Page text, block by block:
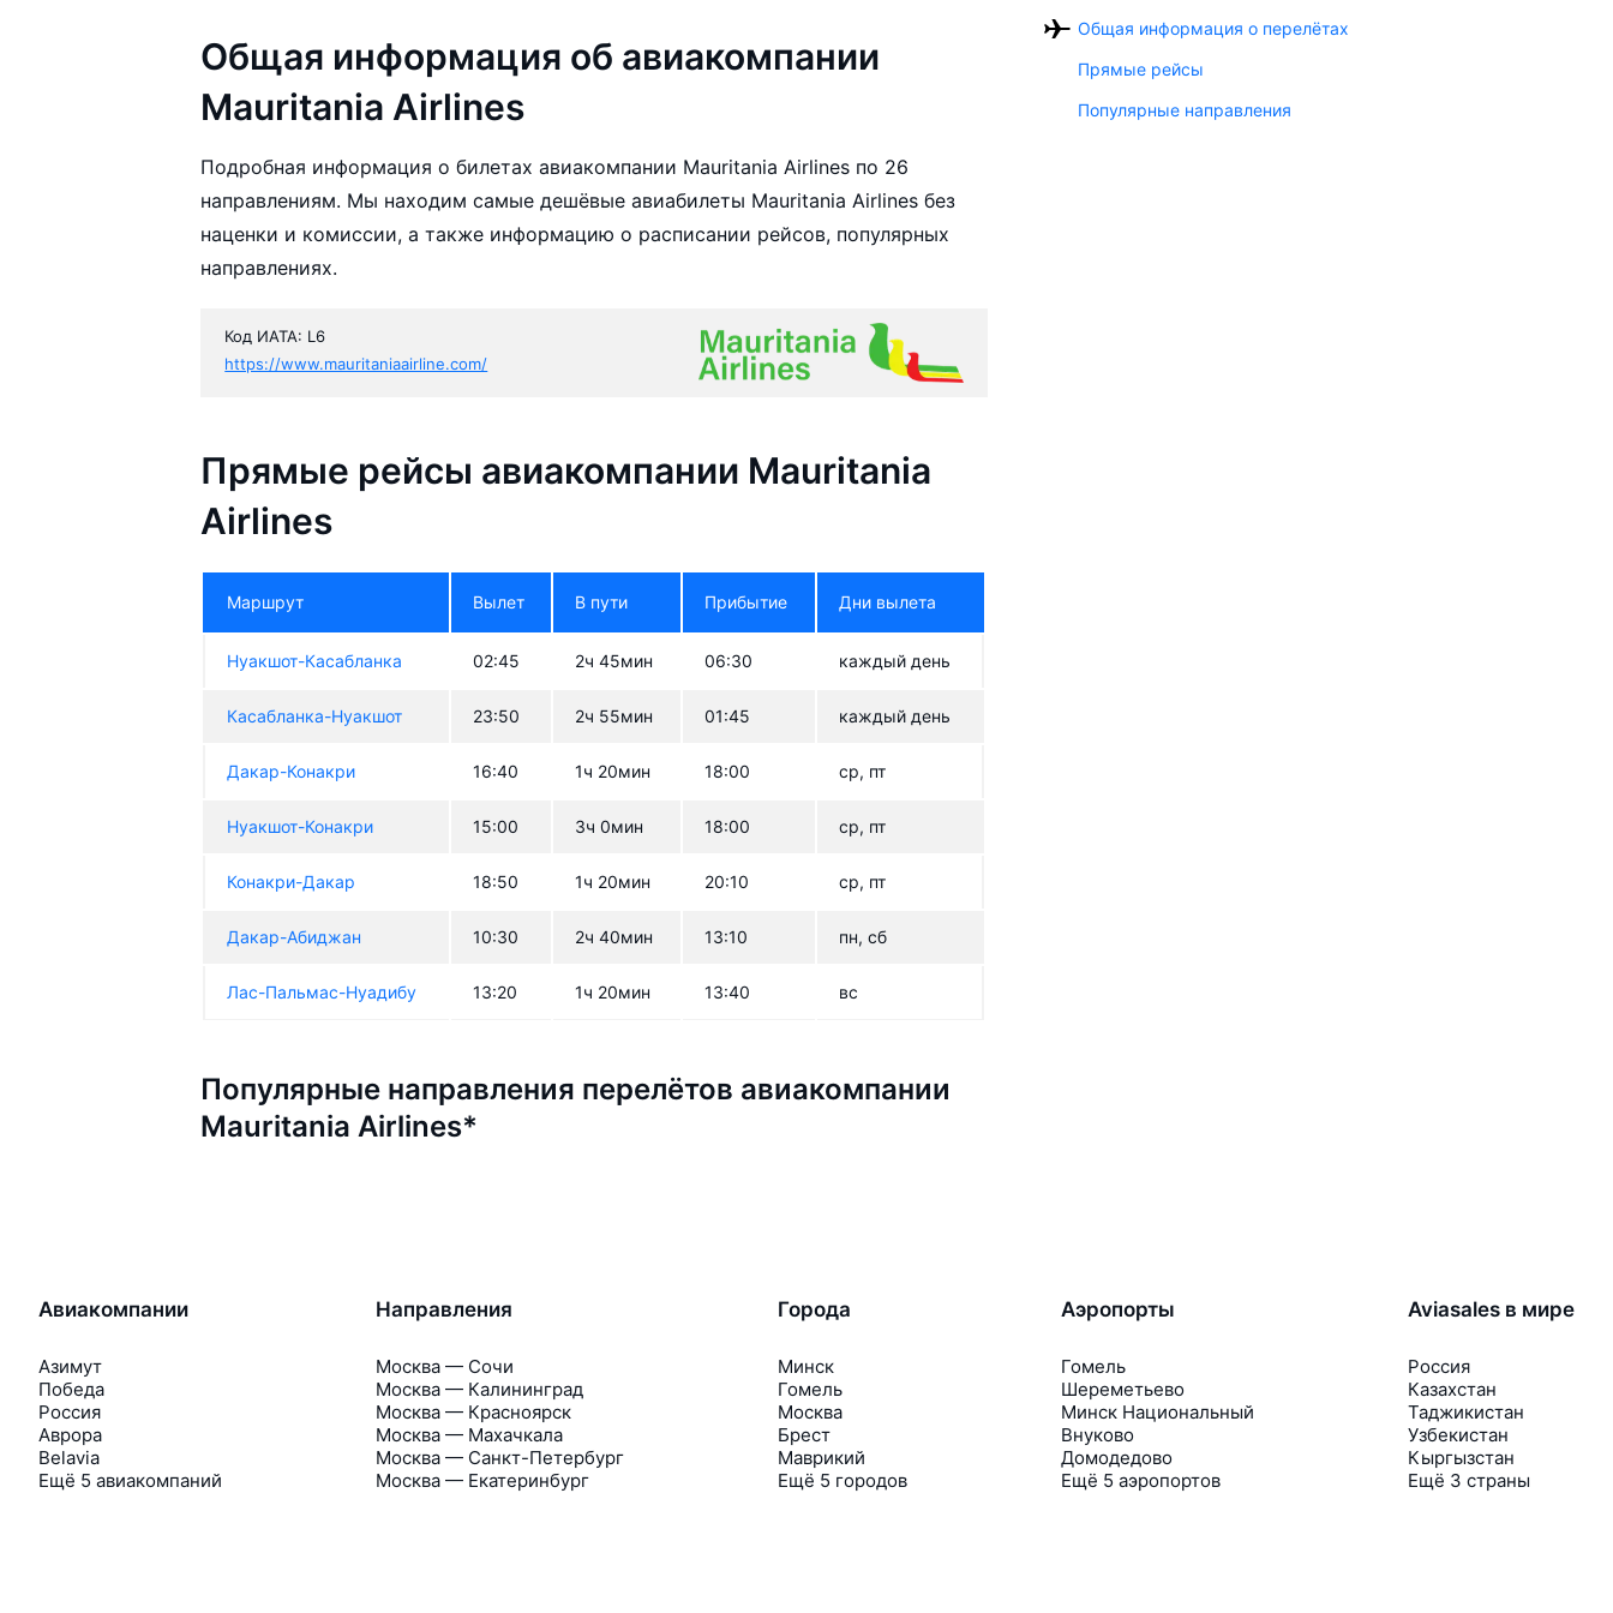
Общая информация об авиакомпании
Mauritania Airlines
Подробная информация о билетах авиакомпании Mauritania Airlines по 26
направлениям. Мы находим самые дешёвые авиабилеты Mauritania Airlines без
наценки и комиссии, а также информацию о расписании рейсов, популярных
направлениях.
Код ИАТА: L6
https://www.mauritaniaairline.com/
Прямые рейсы авиакомпании Mauritania
Airlines
Маршрут Вылет В пути Прибытие Дни вылета
Нуакшот-Касабланка 02:45 2ч 45мин 06:30 каждый день
Касабланка-Нуакшот 23:50 2ч 55мин 01:45 каждый день
Дакар-Конакри 16:40 1ч 20мин 18:00 ср, пт
Нуакшот-Конакри 15:00 3ч 0мин 18:00 ср, пт
Конакри-Дакар 18:50 1ч 20мин 20:10 ср, пт
Дакар-Абиджан 10:30 2ч 40мин 13:10 пн, сб
Лас-Пальмас-Нуадибу 13:20 1ч 20мин 13:40 вс
Популярные направления перелётов авиакомпании
Mauritania Airlines*
Общая информация о перелётах
Прямые рейсы
Популярные направления
Авиакомпании
Азимут
Победа
Россия
Аврора
Belavia
Ещё 5 авиакомпаний
Направления
Москва — Сочи
Москва — Калининград
Москва — Красноярск
Москва — Махачкала
Москва — Санкт-Петербург
Москва — Екатеринбург
Города
Минск
Гомель
Москва
Брест
Маврикий
Ещё 5 городов
Аэропорты
Гомель
Шереметьево
Минск Национальный
Внуково
Домодедово
Ещё 5 аэропортов
Aviasales в мире
Россия
Казахстан
Таджикистан
Узбекистан
Кыргызстан
Ещё 3 страны